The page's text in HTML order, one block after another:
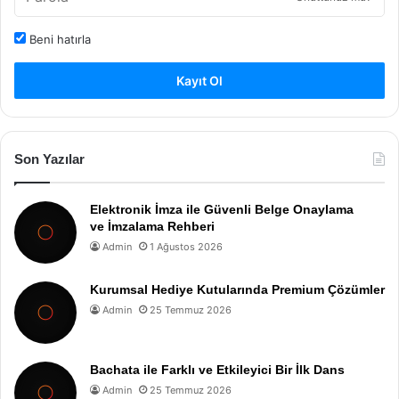
Beni hatırla
Kayıt Ol
Son Yazılar
Elektronik İmza ile Güvenli Belge Onaylama
ve İmzalama Rehberi
Admin 1 Ağustos 2026
Kurumsal Hediye Kutularında Premium Çözümler
Admin 25 Temmuz 2026
Bachata ile Farklı ve Etkileyici Bir İlk Dans
Admin 25 Temmuz 2026